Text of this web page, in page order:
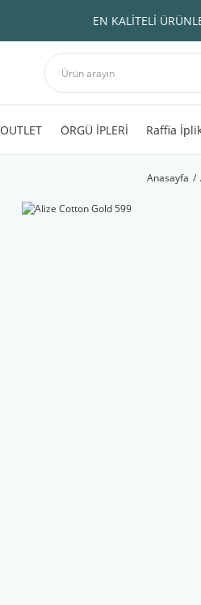
EN KALİTELİ
OUTLET ÖRGÜ İPLERİ Raffia
Anasayfa